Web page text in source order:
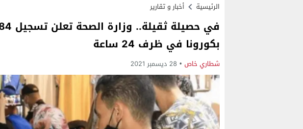
الرئيسية أخبار و تقارير
بكورونا في ظرف 24 ساعة
شطاري خاص 28 ديسمبر 2021